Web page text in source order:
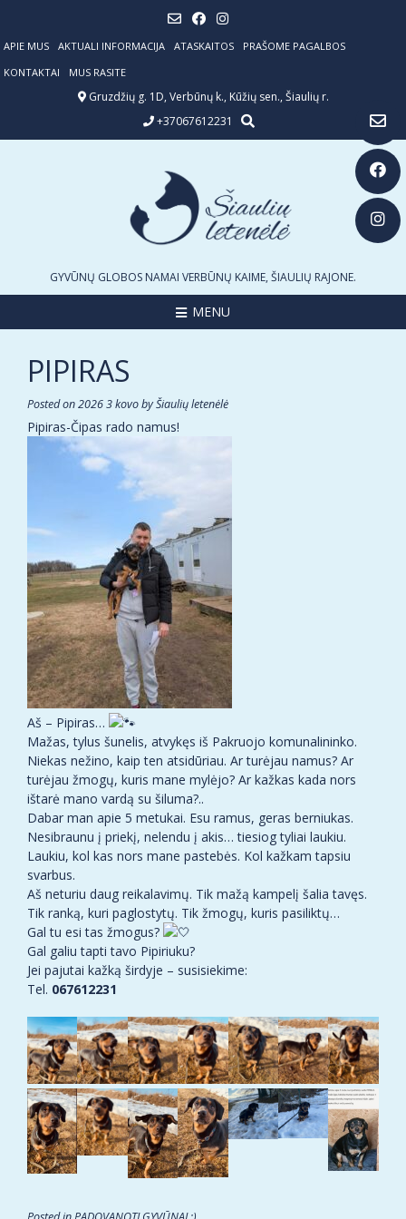
content
APIE MUS AKTUALI INFORMACIJA ATASKAITOS
PRAŠOME PAGALBOS
KONTAKTAI
MUS RASITE
Gruzdžių g. 1D, Verbūnų k., Kūžių sen., Šiaulių r.
+37067612231
GYVŪNŲ GLOBOS NAMAI VERBŪNŲ KAIME, ŠIAULIŲ RAJONE.
MENU
PIPIRAS
Posted on2026 3 kovobyŠiaulių letenėlė
Pipiras-Čipas rado namus!
Aš – Pipiras…
Mažas, tylus šunelis, atvykęs iš Pakruojo komunalininko.
Niekas nežino, kaip ten atsidūriau. Ar turėjau namus? Ar
turėjau žmogų, kuris mane mylėjo? Ar kažkas kada nors
ištarė mano vardą su šiluma?..
Dabar man apie 5 metukai. Esu ramus, geras berniukas.
Nesibraunu į priekį, nelendu į akis… tiesiog tyliai laukiu.
Laukiu, kol kas nors mane pastebės. Kol kažkam tapsiu
svarbus.
Aš neturiu daug reikalavimų. Tik mažą kampelį šalia tavęs.
Tik ranką, kuri paglostytų. Tik žmogų, kuris pasiliktų…
Gal tu esi tas žmogus?
Gal galiu tapti tavo Pipiriuku?
Jei pajutai kažką širdyje – susisiekime:
Tel. 067612231